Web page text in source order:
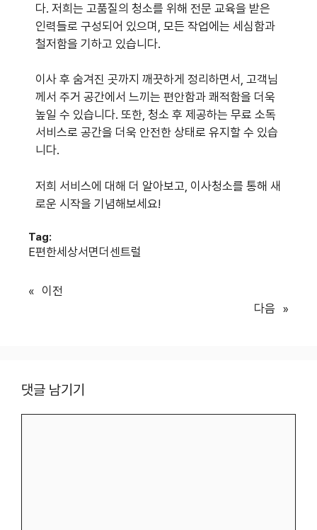
다. 저희는 고품질의 청소를 위해 전문 교육을 받은
인력들로 구성되어 있으며, 모든 작업에는 세심함과
철저함을 기하고 있습니다.
이사 후 숨겨진 곳까지 깨끗하게 정리하면서, 고객님
께서 주거 공간에서 느끼는 편안함과 쾌적함을 더욱
높일 수 있습니다. 또한, 청소 후 제공하는 무료 소독
서비스로 공간을 더욱 안전한 상태로 유지할 수 있습
니다.
저희 서비스에 대해 더 알아보고, 이사청소를 통해 새
로운 시작을 기념해보세요!
Tag:
E편한세상서면더센트럴
« 이전
다음 »
댓글 남기기